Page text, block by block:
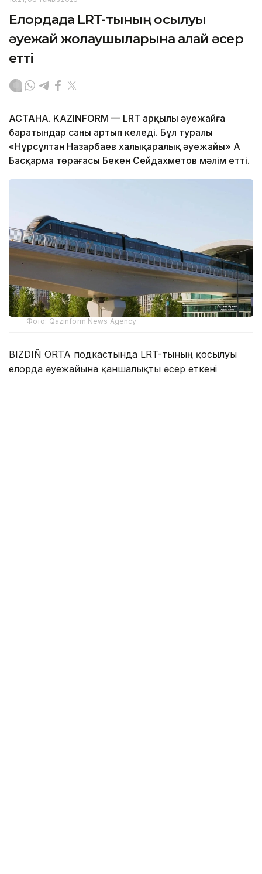
Елордада LRT-тының қосылуы
әуежай жолаушыларына қалай әсер
етті
АСТАНА. KAZINFORM — LRT арқылы әуежайға
баратындар саны артып келеді. Бұл туралы
«Нұрсұлтан Назарбаев халықаралық әуежайы» АҚ
Басқарма төрағасы Бекен Сейдахметов мәлім етті.
Фото: Qazinform News Agency
BIZDIÑ ORTA подкастында LRT-тының қосылуы
елорда әуежайына қаншалықты әсер еткені